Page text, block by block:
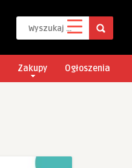
Zakupy Ogłoszenia